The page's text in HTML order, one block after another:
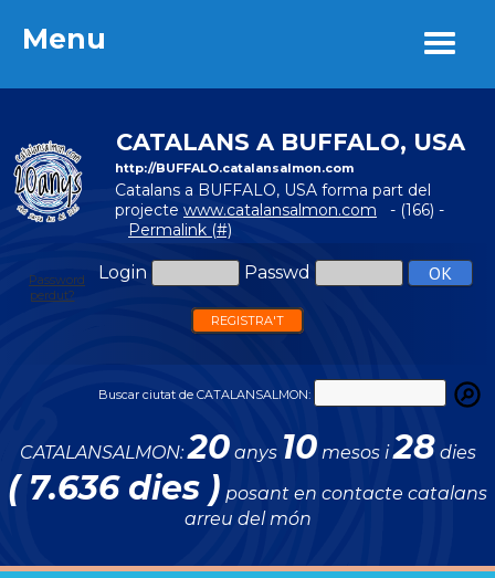
Menu
CATALANS A BUFFALO, USA
http://BUFFALO.catalansalmon.com
Catalans a BUFFALO, USA forma part del
projecte www.catalansalmon.com - (166) -
Permalink (#)
Login Passwd
Password
perdut?
REGISTRA'T
Buscar ciutat de CATALANSALMON:
CATALANSALMON:20anys 10mesos i28 dies
( 7.636 dies ) posant en contacte catalans
arreu del món
Menu